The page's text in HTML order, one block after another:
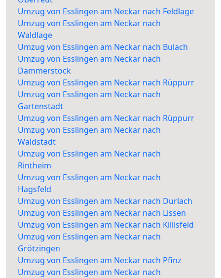
Umzug von Esslingen am Neckar nach Feldlage
Umzug von Esslingen am Neckar nach
Waldlage
Umzug von Esslingen am Neckar nach Bulach
Umzug von Esslingen am Neckar nach
Dammerstock
Umzug von Esslingen am Neckar nach Rüppurr
Umzug von Esslingen am Neckar nach
Gartenstadt
Umzug von Esslingen am Neckar nach Rüppurr
Umzug von Esslingen am Neckar nach
Waldstadt
Umzug von Esslingen am Neckar nach
Rintheim
Umzug von Esslingen am Neckar nach
Hagsfeld
Umzug von Esslingen am Neckar nach Durlach
Umzug von Esslingen am Neckar nach Lissen
Umzug von Esslingen am Neckar nach Killisfeld
Umzug von Esslingen am Neckar nach
Grötzingen
Umzug von Esslingen am Neckar nach Pfinz
Umzug von Esslingen am Neckar nach